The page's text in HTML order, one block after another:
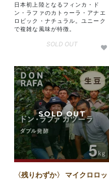
日本初上陸となるフィンカ・ド
ン・ラファのカトゥーラ・アナエ
ロビック・ナチュラル。ユニーク
で複雑な風味が特徴。
SOLD OUT
〈残りわずか〉 マイクロロッ